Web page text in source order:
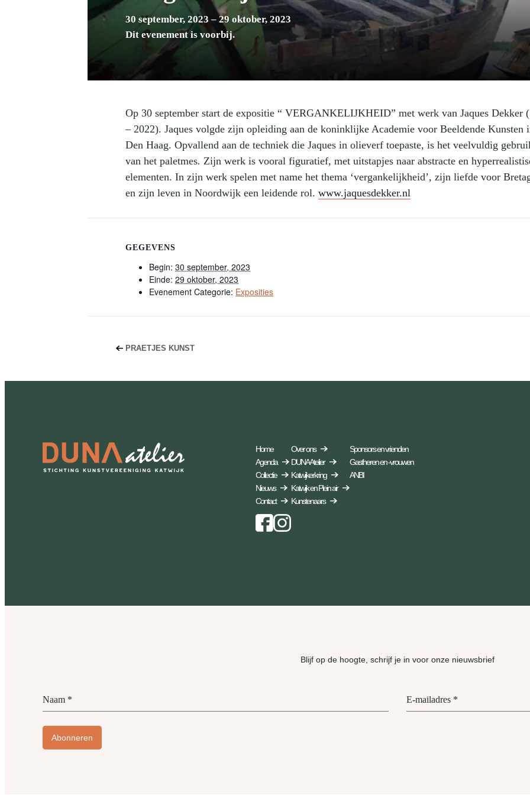
30 september, 2023 – 29 oktober, 2023
Dit evenement is voorbij.
Op 30 september start de expositie “ VERGANKELIJKHEID” met werk van Jaques Dekker
– 2022). Jaques volgde zijn opleiding aan de koninklijke Academie voor Beeldende Kunsten
Den Haag. Opvallend aan de techniek die Jaques in olieverf toepaste, is het veelvuldig
van het paletmes. Zijn werk is vooral figuratief, met uitstapjes naar abstracte en
elementen. In zijn werk spelen met name het thema ‘vergankelijkheid’, zijn liefde voor
en zijn leven in Noordwijk een leidende rol. www.jaquesdekker.nl
GEGEVENS
Begin: 30 september, 2023
Einde: 29 oktober, 2023
Evenement Categorie: Exposities
PRAETJES KUNST
Home
Agenda
Collectie
Nieuws
Contact
Instagram
Over ons
DUNA Atelier
Katwijkerkring
Katwijk en Plein air
Kunstenaars
Sponsors en vrienden
Gastheren en -vrouwen
ANBI
Blijf op de hoogte, schrijf je in voor onze nieuwsbrief
Naam * E-mailadres *
Abonneren